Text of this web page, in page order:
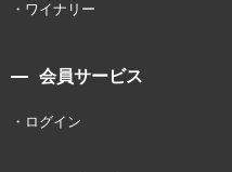
ワイナリー
会員サービス
ログイン